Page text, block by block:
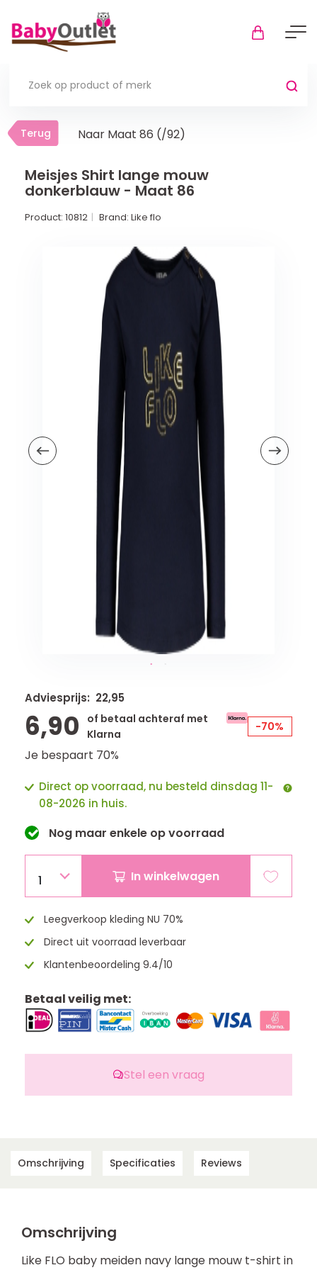
Terug
Thuis
Boxmatrassen en hoeslakens
Veiligheid in en om huis
Veiligheid buiten de deur
Kinderstoelen
Schommelstoelen en wipstoeltjes
Terug Naar Maat 86 (/92)
Meisjes Shirt lange mouw
donkerblauw - Maat 86
Product: 10812 Brand: Like flo
Adviesprijs: 22,95
6,90
of betaal achteraf met
Klarna
-70%
Je bespaart 70%
Direct op voorraad, nu besteld dinsdag 11-
08-2026 in huis.
Nog maar enkele op voorraad
1 In winkelwagen
Leegverkoop kleding NU 70%
Direct uit voorraad leverbaar
Klantenbeoordeling 9.4/10
Betaal veilig met:
Stel een vraag
Omschrijving Specificaties Reviews
Omschrijving
Like FLO baby meiden navy lange mouw t-shirt in